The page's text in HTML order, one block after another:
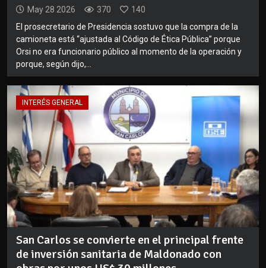
May 28 2026 370
140
El prosecretario de Presidencia sostuvo que la compra de la
camioneta está “ajustada al Código de Ética Pública” porque
Orsi no era funcionario público al momento de la operación y
porque, según dijo,...
INTERÉS GENERAL
San Carlos se convierte en el principal frente
de inversión sanitaria de Maldonado con